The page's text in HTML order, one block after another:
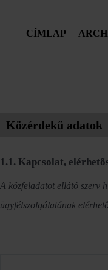
CÍMLAP
Közérdekű adatok
1.1. Kapcsolat,
A közfeladatot ellátó szerv
ügyfélszolgálatának